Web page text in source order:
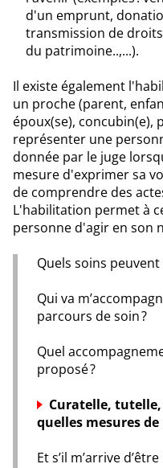
d'un emprunt,
transmission de
du patrimoine..,...).
Il existe également
un proche (parent,
époux(se), concubin(e),
représenter une
donnée par le juge
mesure d'exprimer sa
de comprendre des
L'habilitation permet à
personne d'agir en son
Quels soins peuvent
Qui va
parcours de soin ?
Quel
proposé ?
Curatelle, tutelle,
quelles mesures
Et s’il m’arrive